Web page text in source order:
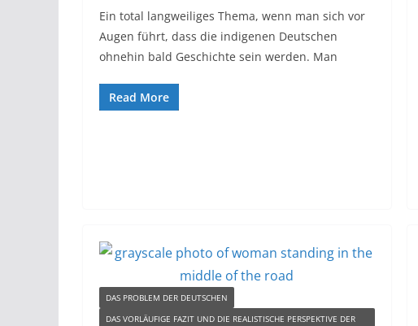
Ein total langweiliges Thema, wenn man sich vor
Augen führt, dass die indigenen Deutschen
ohnehin bald Geschichte sein werden. Man
Read More
DAS PROBLEM DER DEUTSCHEN
DAS VORLÄUFIGE FAZIT UND DIE REALISTISCHE PERSPEKTIVE DER